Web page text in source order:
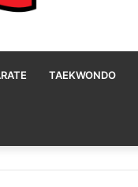
TAEKWONDO